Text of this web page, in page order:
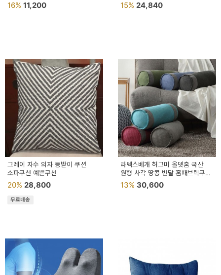
16% 11,200 15% 24,840
그레이 자수 의자 등받이 쿠션
소파쿠션 예쁜쿠션
20% 28,800
무료배송
라텍스베개 허그미 올뎃홈 국산
원형 사각 땅콩 반달 홈패브릭쿠션
삼각쿠션
13% 30,600